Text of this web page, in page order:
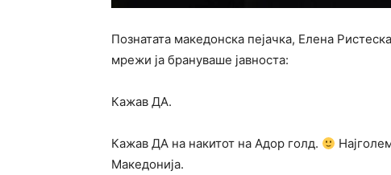
Познатата македонска пејачка, Елена
мрежи ја брануваше јавноста:
Кажав ДА.
Кажав ДА на накитот на Адор голд.
Македонија.